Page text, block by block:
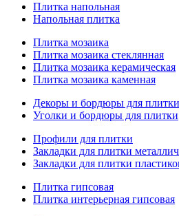
Плитка напольная
Напольная плитка
Плитка мозаика
Плитка мозаика стеклянная
Плитка мозаика керамическая
Плитка мозаика каменная
Декоры и бордюры для плитки
Уголки и бордюры для плитки
Профили для плитки
Закладки для плитки
Закладки для плитки
Плитка гипсовая
Плитка интерьерная гипсовая